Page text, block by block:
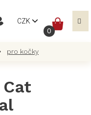
CZK
pro kočky
Cat